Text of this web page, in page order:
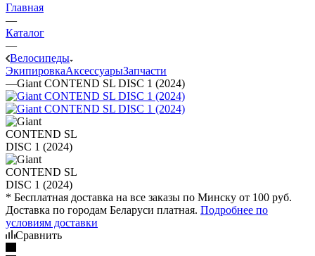
Главная
—
Каталог
—
Велосипеды
ЭкипировкаАксессуарыЗапчасти
—Giant CONTEND SL DISC 1 (2024)
* Бесплатная доставка на все заказы по Минску от 100 руб.
Доставка по городам Беларуси платная. Подробнее по
условиям доставки
Сравнить